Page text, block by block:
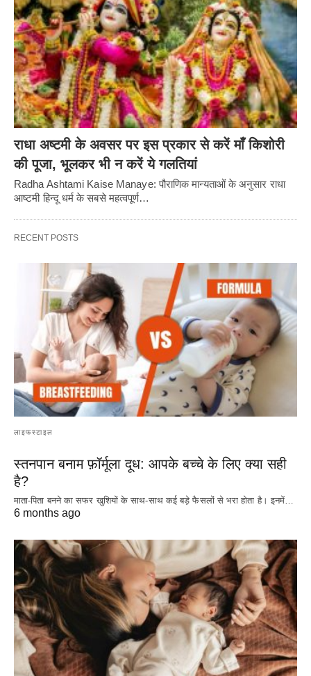
राधा अष्टमी के अवसर पर इस प्रकार से करें माँ किशोरी
की पूजा, भूलकर भी न करें ये गलतियां
Radha Ashtami Kaise Manaye: पौराणिक मान्यताओं के अनुसार राधा
आष्टमी हिन्दू धर्म के सबसे महत्वपूर्ण…
RECENT POSTS
लाइफस्टाइल
स्तनपान बनाम फ़ॉर्मूला दूध: आपके बच्चे के लिए क्या सही
है?
माता-पिता बनने का सफर खुशियों के साथ-साथ कई बड़े फैसलों से भरा होता है। इनमें…
6 months ago